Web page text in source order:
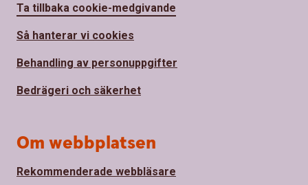
Ta tillbaka cookie-medgivande
Så hanterar vi cookies
Behandling av personuppgifter
Bedrägeri och säkerhet
Om webbplatsen
Rekommenderade webbläsare